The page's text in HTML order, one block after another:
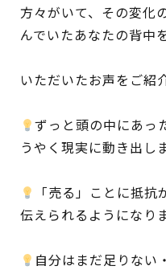
方々がいて、その変化
んでいたあなたの背中
いただいたお声をご紹
ずっと頭の中にあっ
うやく現実に動き出し
「売る」ことに抵
伝えられるようになり
自分はまだ足りない